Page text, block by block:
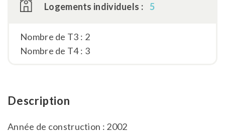
Logements individuels : 5
Nombre de T3 : 2
Nombre de T4 : 3
Description
Année de construction : 2002